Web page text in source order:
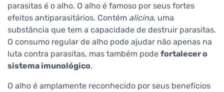
parasitas é o alho. O alho é famoso por seus fortes
efeitos antiparasitários. Contém alicina, uma
substância que tem a capacidade de destruir parasitas.
O consumo regular de alho pode ajudar não apenas na
luta contra parasitas, mas também pode fortalecer o
sistema imunológico.
O alho é amplamente reconhecido por seus benefícios